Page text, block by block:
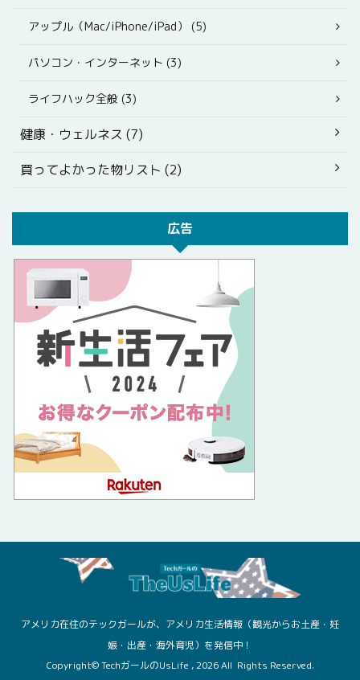
アップル（Mac/iPhone/iPad） (5)
パソコン・インターネット (3)
ライフハック全般 (3)
健康・ウェルネス (7)
買ってよかった物リスト (2)
広告
アメリカ在住のテックガールが、アメリカ生活情報（観光からお土産・妊
娠・出産・海外育児）を発信中！
Copyright© TechガールのUsLife , 2026 All Rights Reserved.